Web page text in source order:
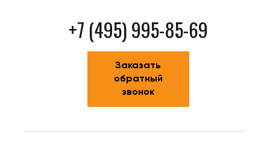
+7 (495) 995-85-69
Заказать
обратный
звонок